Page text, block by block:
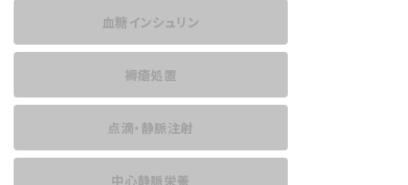
血糖インシュリン
褥瘡処置
点滴・静脈注射
中心静脈栄養